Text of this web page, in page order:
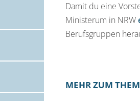
Damit du eine
Ministerum in NRW
Berufsgruppen
MEHR ZUM